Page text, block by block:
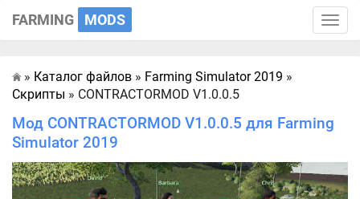
Toggle
FARMING MODS
Главная
» Каталог файлов » Farming Simulator 2019 »
Скрипты » CONTRACTORMOD V1.0.0.5
Мод CONTRACTORMOD V1.0.0.5 для Farming
Simulator 2019